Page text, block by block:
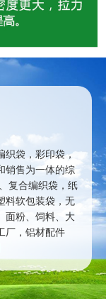
织袋，彩印袋，
销售为一体的综
复合编织袋，纸
料软包装袋，无
面粉、饲料、大
厂，铝材配件